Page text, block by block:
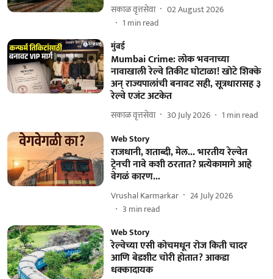
सकाळ वृत्तसेवा
02 August 2026
1 min read
मुंबई
Mumbai Crime: लोक भवनाच्या
नावाखाली रेल्वे तिकीट घोटाळा! खोटे शिक्के
अन् राज्यपालांची बनावट सही, सूत्रधारासह ३
रेल्वे एजंट अटकेत
सकाळ वृत्तसेवा 30 July 2026 1 min read
Web Story
राजधानी, शताब्दी, मेल... भारतीय रेल्वेत
ट्रेनची नावे कशी ठरतात? प्रत्येकामागे आहे
वेगळं कारण...
Vrushal Karmarkar
24 July 2026
3 min read
Web Story
रेल्वेच्या एसी कोचमधून रोज किती चादर
आणि बेडशीट चोरी होतात? आकडा
धक्कादायक